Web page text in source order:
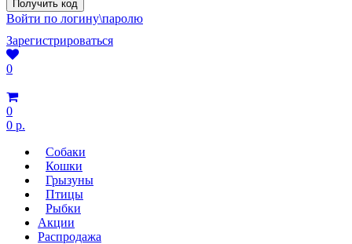
Войти по логину\паролю
Зарегистрироваться
0
0
0 р.
Собаки
Кошки
Грызуны
Птицы
Рыбки
Акции
Распродажа